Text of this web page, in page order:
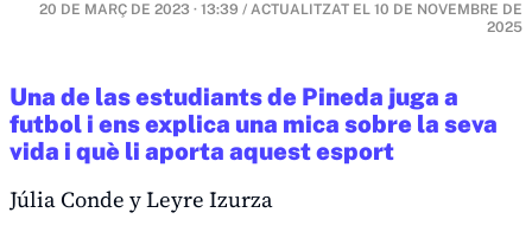
20 DE MARÇ DE 2023 · 13:39 / ACTUALITZAT EL 10 DE NOVEMBRE DE
2025
Una de las estudiants de Pineda juga a
futbol i ens explica una mica sobre la seva
vida i què li aporta aquest esport
Júlia Conde y Leyre Izurza